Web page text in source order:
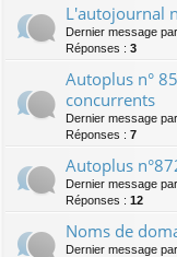
L'autojournal
Dernier message par
Réponses : 3
Autoplus n°
concurrents
Dernier message par
Réponses : 7
Autoplus
Dernier message par
Réponses : 12
Noms de
Dernier message par